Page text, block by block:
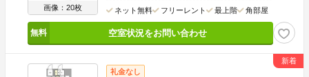
画像：20枚 ネット無料 フリーレント 最上階 角部屋
空室状況をお問い合わせ
礼金なし